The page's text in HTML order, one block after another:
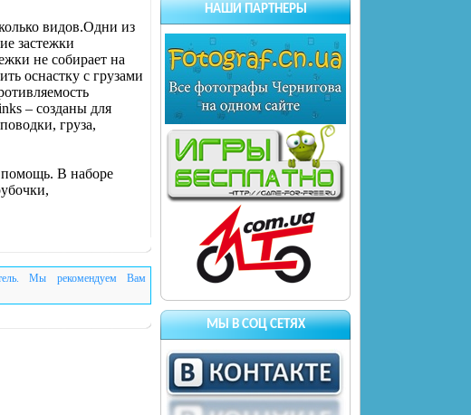
НАШИ ПАРТНЕРЫ
МЫ В СОЦ СЕТЯХ
видов.Одни из
застежки
не собирает на
оснастку с грузами
– созданы для
груза,
помощь. В наборе
Мы рекомендуем Вам